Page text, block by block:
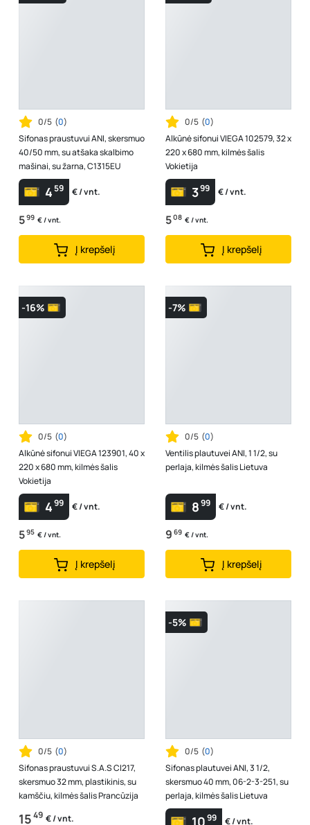
0/5 (0)
Sifonas praustuvui ANI, skersmuo
40/50 mm, su atšaka skalbimo
mašinai, su žarna, C1315EU
459 € / vnt.
599 € / vnt.
Į krepšelį
0/5 (0)
Alkūnė sifonui VIEGA 102579, 32 x
220 x 680 mm, kilmės šalis
Vokietija
399 € / vnt.
508 € / vnt.
Į krepšelį
-16%
0/5 (0)
Alkūnė sifonui VIEGA 123901, 40 x
220 x 680 mm, kilmės šalis
Vokietija
499 € / vnt.
595 € / vnt.
Į krepšelį
-7%
0/5 (0)
Ventilis plautuvei ANI, 1 1/2, su
perlaja, kilmės šalis Lietuva
899 € / vnt.
9 69 € / vnt.
Į krepšelį
0/5 (0)
Sifonas praustuvui S.A.S Cl217,
skersmuo 32 mm, plastikinis, su
kamščiu, kilmės šalis Prancūzija
1549 € / vnt.
-5%
0/5 (0)
Sifonas plautuvei ANI, 3 1/2,
skersmuo 40 mm, 06-2-3-251, su
perlaja, kilmės šalis Lietuva
99 € / vnt.